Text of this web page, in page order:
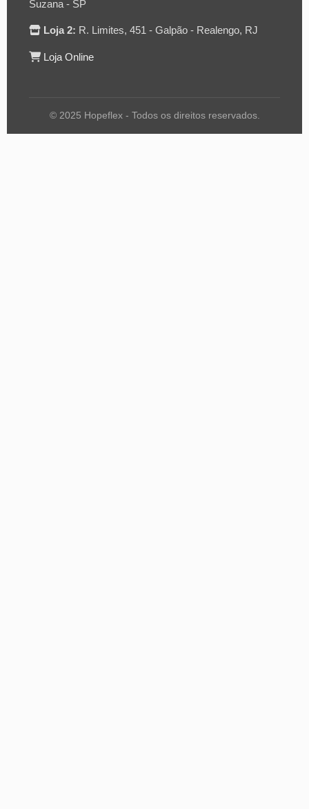
Suzana - SP
Loja 2: R. Limites, 451 - Galpão - Realengo, RJ
Loja Online
© 2025 Hopeflex - Todos os direitos reservados.